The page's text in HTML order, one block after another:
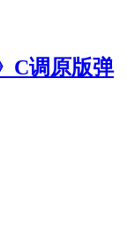
C调原版弹